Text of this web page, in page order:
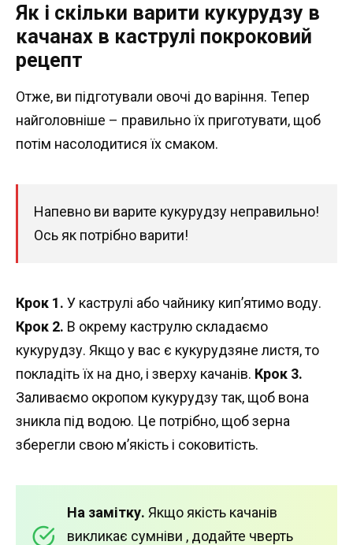
Як і скільки варити кукурудзу в
качанах в каструлі покроковий
рецепт
Отже, ви підготували овочі до варіння. Тепер
найголовніше – правильно їх приготувати, щоб
потім насолодитися їх смаком.
Напевно ви варите кукурудзу неправильно!
Ось як потрібно варити!
Крок 1. У каструлі або чайнику кип’ятимо воду.
Крок 2. В окрему каструлю складаємо
кукурудзу. Якщо у вас є кукурудзяне листя, то
покладіть їх на дно, і зверху качанів. Крок 3.
Заливаємо окропом кукурудзу так, щоб вона
зникла під водою. Це потрібно, щоб зерна
зберегли свою м’якість і соковитість.
На замітку. Якщо якість качанів
викликає сумніви , додайте чверть